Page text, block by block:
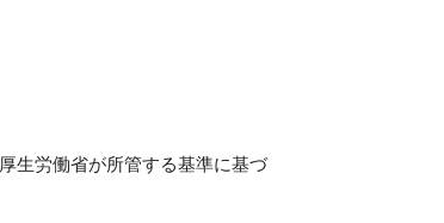
生労働省が所管する基準に基づ